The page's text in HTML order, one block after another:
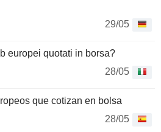
29/05
europei quotati in borsa?
28/05
que cotizan en bolsa
28/05